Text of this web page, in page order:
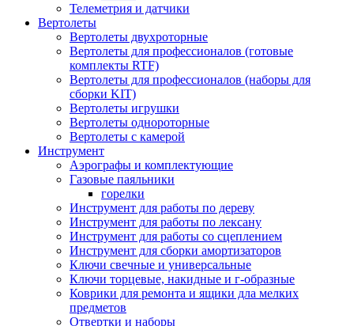
Телеметрия и датчики
Вертолеты
Вертолеты двухроторные
Вертолеты для профессионалов (готовые
комплекты RTF)
Вертолеты для профессионалов (наборы для
сборки KIT)
Вертолеты игрушки
Вертолеты однороторные
Вертолеты с камерой
Инструмент
Аэрографы и комплектующие
Газовые паяльники
горелки
Инструмент для работы по дереву
Инструмент для работы по лексану
Инструмент для работы со сцеплением
Инструмент для сборки амортизаторов
Ключи свечные и универсальные
Ключи торцевые, накидные и г-образные
Коврики для ремонта и ящики дла мелких
предметов
Отвертки и наборы